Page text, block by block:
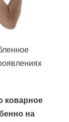
коварное
на